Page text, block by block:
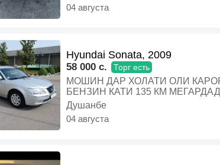
04 августа
Hyundai Sonata, 2009
58 000 c. Торг есть
МОШИН ДАР ХОЛАТИ ОЛИ КАРОР
БЕНЗИН КАТИ 135 КМ
Седан
Душанбе
04 августа